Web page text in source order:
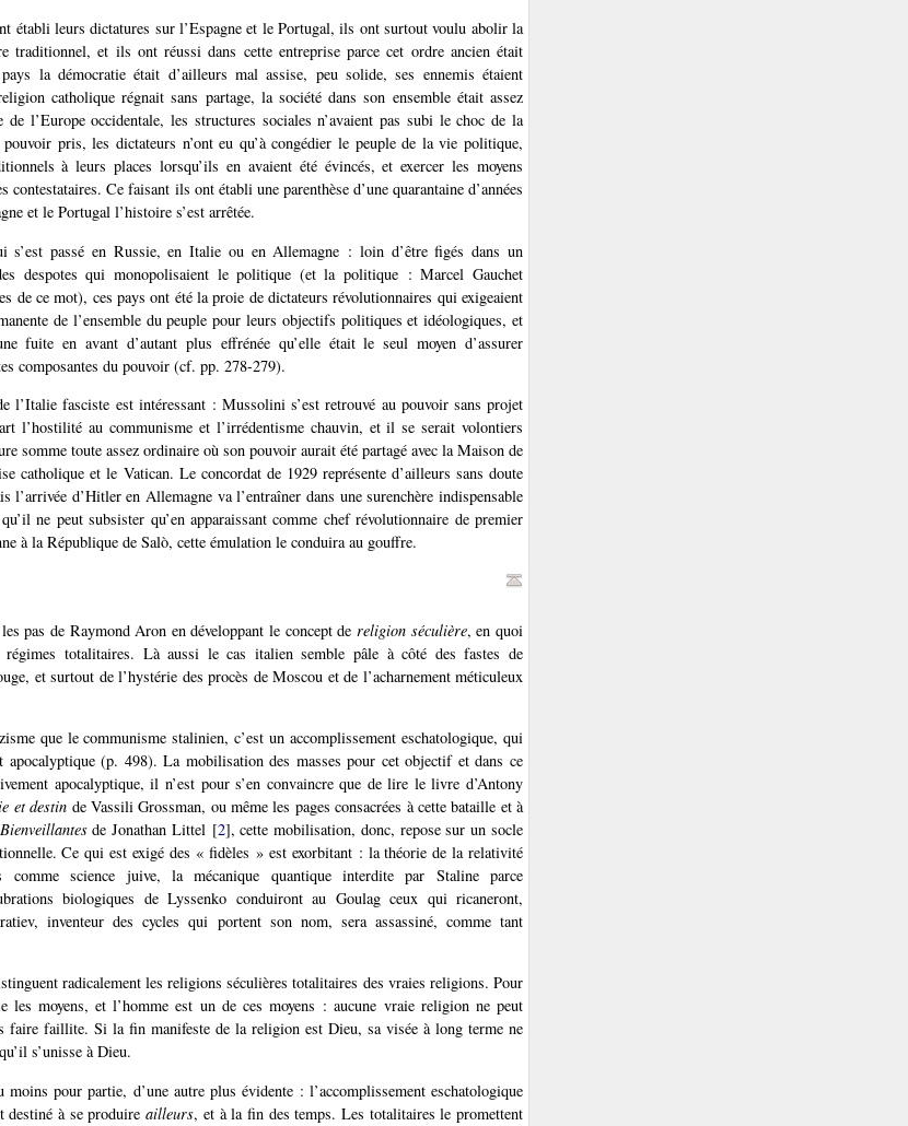
établi leurs dictatures sur l’Espagne et le Portugal, ils ont surtout voulu abolir la
traditionnel, et ils ont réussi dans cette entreprise parce cet ordre ancien était
la démocratie était d’ailleurs mal assise, peu solide, ses ennemis étaient
catholique régnait sans partage, la société dans son ensemble était assez
l’Europe occidentale, les structures sociales n’avaient pas subi le choc de la
pris, les dictateurs n’ont eu qu’à congédier le peuple de la vie politique,
à leurs places lorsqu’ils en avaient été évincés, et exercer les moyens
contestataires. Ce faisant ils ont établi une parenthèse d’une quarantaine d’années
et le Portugal l’histoire s’est arrêtée.
s’est passé en Russie, en Italie ou en Allemagne : loin d’être figés dans un
despotes qui monopolisaient le politique (et la politique : Marcel Gauchet
de ce mot), ces pays ont été la proie de dictateurs révolutionnaires qui exigeaient
de l’ensemble du peuple pour leurs objectifs politiques et idéologiques, et
fuite en avant d’autant plus effrénée qu’elle était le seul moyen d’assurer
composantes du pouvoir (cf. pp. 278-279).
l’Italie fasciste est intéressant : Mussolini s’est retrouvé au pouvoir sans projet
l’hostilité au communisme et l’irrédentisme chauvin, et il se serait volontiers
somme toute assez ordinaire où son pouvoir aurait été partagé avec la Maison de
catholique et le Vatican. Le concordat de 1929 représente d’ailleurs sans doute
l’arrivée d’Hitler en Allemagne va l’entraîner dans une surenchère indispensable
ne peut subsister qu’en apparaissant comme chef révolutionnaire de premier
à la République de Salò, cette émulation le conduira au gouffre.
pas de Raymond Aron en développant le concept de religion séculière, en quoi
régimes totalitaires. Là aussi le cas italien semble pâle à côté des fastes de
et surtout de l’hystérie des procès de Moscou et de l’acharnement méticuleux
que le communisme stalinien, c’est un accomplissement eschatologique, qui
apocalyptique (p. 498). La mobilisation des masses pour cet objectif et dans ce
apocalyptique, il n’est pour s’en convaincre que de lire le livre d’Antony
et destin de Vassili Grossman, ou même les pages consacrées à cette bataille et à
de Jonathan Littel[2], cette mobilisation, donc, repose sur un socle
Ce qui est exigé des « fidèles » est exorbitant : la théorie de la relativité
science juive, la mécanique quantique interdite par Staline parce
biologiques de Lyssenko conduiront au Goulag ceux qui ricaneront,
inventeur des cycles qui portent son nom, sera assassiné, comme tant
radicalement les religions séculières totalitaires des vraies religions. Pour
moyens, et l’homme est un de ces moyens : aucune vraie religion ne peut
faire faillite. Si la fin manifeste de la religion est Dieu, sa visée à long terme ne
s’unisse à Dieu.
pour partie, d’une autre plus évidente : l’accomplissement eschatologique
destiné à se produireailleurs, et à la fin des temps. Les totalitaires le promettent